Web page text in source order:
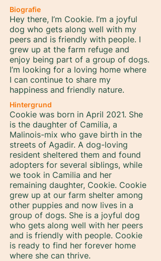
Biografie
Hey there, I’m Cookie. I’m a joyful
dog who gets along well with my
peers and is friendly with people. I
grew up at the farm refuge and
enjoy being part of a group of dogs.
I’m looking for a loving home where
I can continue to share my
happiness and friendly nature.
Hintergrund
Cookie was born in April 2021. She
is the daughter of Camilia, a
Malinois-mix who gave birth in the
streets of Agadir. A dog-loving
resident sheltered them and found
adopters for several siblings, while
we took in Camilia and her
remaining daughter, Cookie. Cookie
grew up at our farm shelter among
other puppies and now lives in a
group of dogs. She is a joyful dog
who gets along well with her peers
and is friendly with people. Cookie
is ready to find her forever home
where she can thrive.